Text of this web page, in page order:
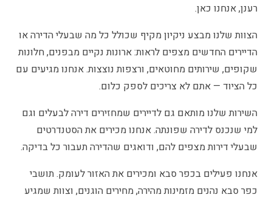
רענן, אנחנו כאן.
הצוות שלנו מבצע ניקיון מקיף שכולל כל מה שבעלי הדירה או
הדיירים החדשים מצפים לראות: ארונות נקיים מבפנים, חלונות
שקופים, שירותים מחוטאים, ורצפות נוצצות. אנחנו מגיעים עם
כל הציוד — אתם לא צריכים לספק כלום.
השירות שלנו מותאם גם לדיירים שמחזירים דירה לבעלים וגם
למי שנכנס לדירה שפונתה. אנחנו מכירים את הסטנדרטים
שבעלי דירות מצפים להם, ודואגים שהדירה תעבור כל בדיקה.
אנחנו פעילים בכפר סבא ומכירים את האזור לעומק. תושבי
כפר סבא נהנים מזמינות מהירה, מחירים הוגנים, וצוות שמגיע